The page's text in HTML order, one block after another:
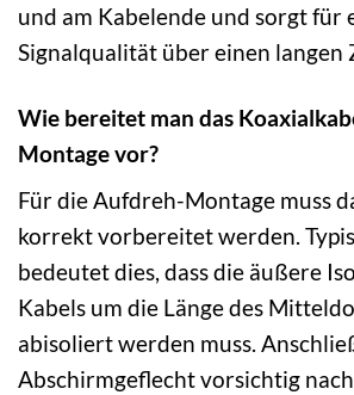
und am Kabelende und sorgt für
Signalqualität über einen langen
Wie bereitet man das
Montage vor?
Für die Aufdreh-Montage muss
korrekt vorbereitet werden.
bedeutet dies, dass die äußere
Kabels um die Länge des
abisoliert werden muss.
Abschirmgeflecht vorsichtig